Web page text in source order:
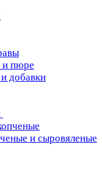
и пюре
добавки
и сыровяленые